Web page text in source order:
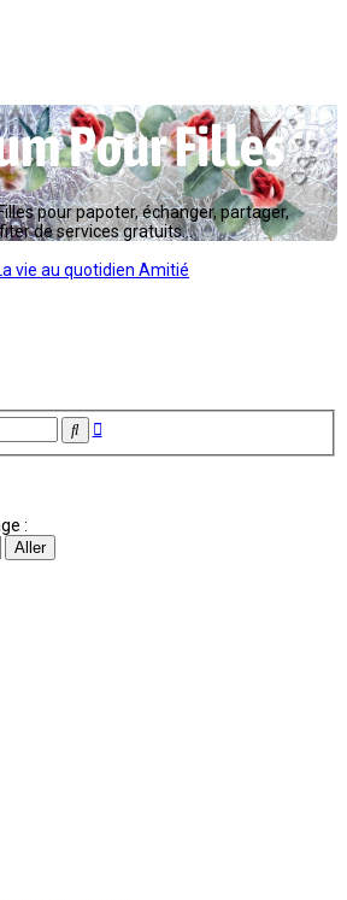
pour papoter, échanger, partager,
de services gratuits...
vie au quotidien Amitié
Rechercher
Recherche
: